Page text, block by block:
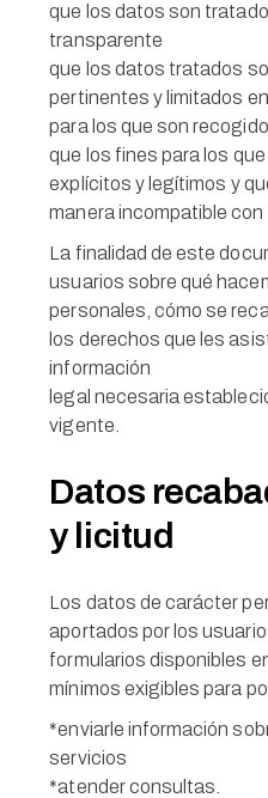
que los datos son
transparente
que los datos tratados
pertinentes y limitados
para los que son
que los fines para los
explícitos y legítimos y
manera incompatible
La finalidad de este
usuarios sobre qué
personales, cómo se
los derechos que les
información
legal necesaria
vigente.
Datos
y licitud
Los datos de carácter
aportados por los
formularios disponibles
mínimos exigibles para
*enviarle información
servicios
*atender consultas.